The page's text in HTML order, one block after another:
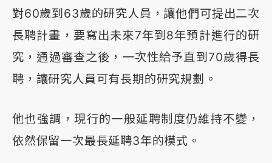
對60歲到63歲的研究人員，讓他們可提出二次
長聘計畫，要寫出未來7年到8年預計進行的研
究，通過審查之後，一次性給予直到70歲得長
聘，讓研究人員可有長期的研究規劃。
他也強調，現行的一般延聘制度仍維持不變，
依然保留一次最長延聘3年的模式。